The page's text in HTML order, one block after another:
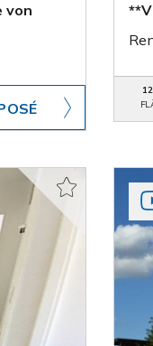
von